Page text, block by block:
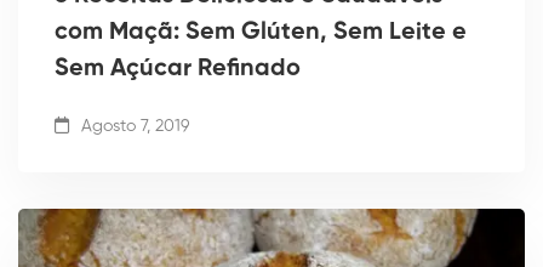
com Maçã: Sem Glúten, Sem Leite e
Sem Açúcar Refinado
Agosto 7, 2019